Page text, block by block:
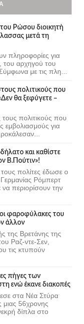
Ρώσου διοικητή
μετά τη
πληροφορίες για
αρχηγού του
με τις πλη...
πολιτικούς που
θα ξεφύγετε –
πολιτικούς που
εμβολιασμούς για
και καθίστε
Β.Πούτιν»!
πολίτες έδωσε ο
Ρόμπερτ
περιορίσουν την
φαροφύλακες του
άλλον
της Βρετάνης της
Ραζ-ντε-Σεν,
τις κτυπούν
πήγες των
ενώ έκανε διακοπές
στα Νέα Στύρα
μιας 56χρονης
δίπλα στο